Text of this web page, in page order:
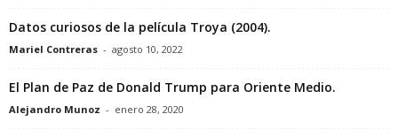
Datos curiosos de la película Troya (2004).
Mariel Contreras - agosto 10, 2022
El Plan de Paz de Donald Trump para Oriente Medio.
Alejandro Munoz - enero 28, 2020